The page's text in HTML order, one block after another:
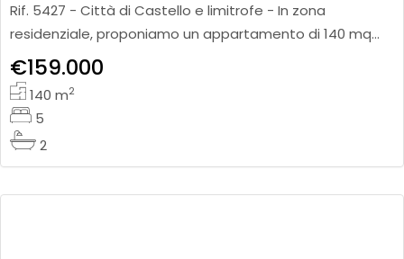
Rif. 5427 - Città di Castello e limitrofe - In zona
residenziale, proponiamo un appartamento di 140 mq
ca., posto a piano primo di una palazzina trifamiliare.
L’abita
€159.000
140m2
5
2